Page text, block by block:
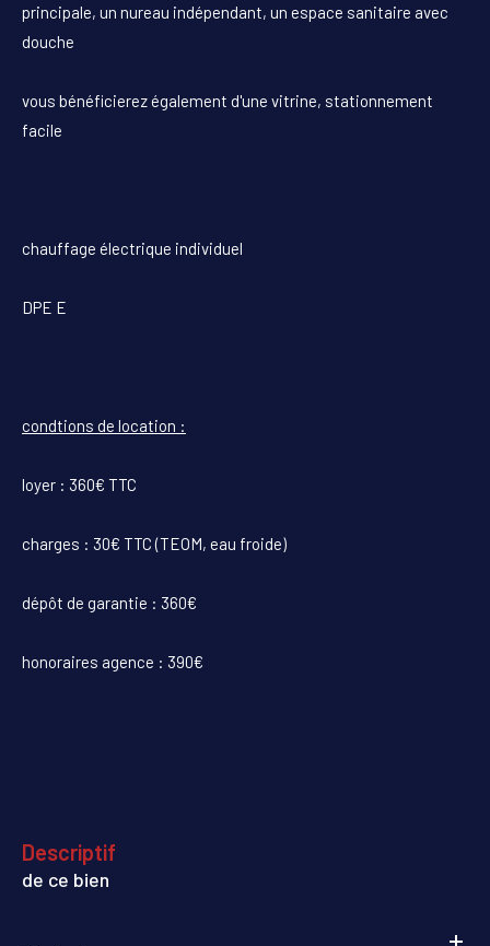
principale, un nureau indépendant, un espace sanitaire avec
douche
vous bénéficierez également d'une vitrine, stationnement
facile
chauffage électrique individuel
DPE E
condtions de location :
loyer : 360€ TTC
charges : 30€ TTC (TEOM, eau froide)
dépôt de garantie : 360€
honoraires agence : 390€
descriptif
de ce bien